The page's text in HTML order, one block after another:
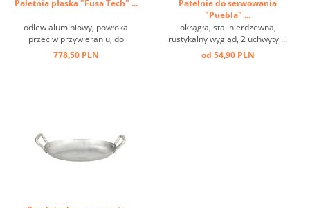
Paletnia płaska "Fusa Tech" ...
odlew aluminiowy, powłoka
przeciw przywieraniu, do
wszelkiego rodzaju kuchenek ...
778,50 PLN
Patelnie do serwowania
"Puebla" ...
okrągła, stal nierdzewna,
rustykalny wygląd, 2 uchwyty ...
od 54,90 PLN